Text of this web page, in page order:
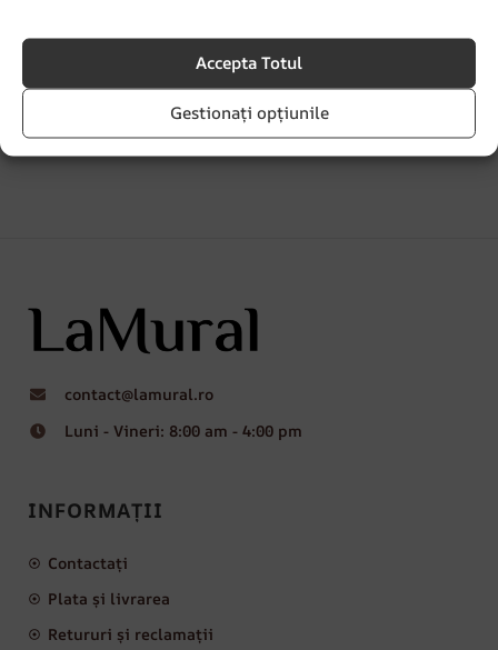
Accepta Totul
Gestionați opțiunile
93.20lei 69.90
contact@lamural.ro
Luni - Vineri: 8:00 am - 4:00 pm
INFORMAȚII
Contactați
Plata și livrarea
Retururi și reclamații